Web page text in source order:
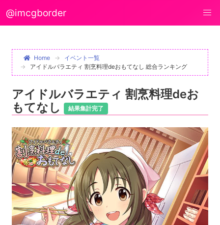
@imcgborder
Home
イベント一覧
アイドルバラエティ 割烹料理deおもてなし 総合ランキング
アイドルバラエティ 割烹料理deお
もてなし
結果集計完了